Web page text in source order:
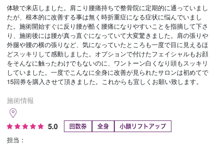
体験で来店しました。肩こり腰痛持ちで整骨院に定期的に通っていまし
たが、根本的に改善する事は無く時折重症になる症状に悩んでいまし
た。施術開始すぐに反り腰が酷く腰痛になりやすいことを指摘して下さ
り、施術後には腰が真っ直ぐになっていて大変驚きました。肩の張りや
外腿や腰の横の張りなど、気になっていたところも一度で目に見えるほ
どスッキリして感動しました。オプションで付けたフェイシャルもお顔
をそんなに触ったわけでもないのに、ワントーン白くなり頭もスッキリ
していました。一度でこんなに全身に改善が見られたサロンは初めてで
15回券を購入させて頂きました。これからも宜しくお願い致します。
施術情報
5.0 回数券 全身 小顔リフトアップ
担当：